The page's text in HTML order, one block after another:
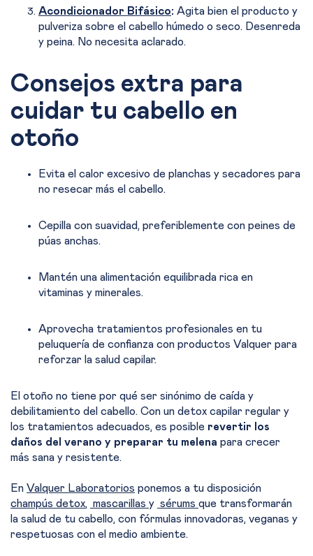
Acondicionador Bifásico: Agita bien el producto y
pulveriza sobre el cabello húmedo o seco. Desenreda
y peina. No necesita aclarado.
Consejos extra para
cuidar tu cabello en
otoño
Evita el calor excesivo de planchas y secadores para
no resecar más el cabello.
Cepilla con suavidad, preferiblemente con peines de
púas anchas.
Mantén una alimentación equilibrada rica en
vitaminas y minerales.
Aprovecha tratamientos profesionales en tu
peluquería de confianza con productos Valquer para
reforzar la salud capilar.
El otoño no tiene por qué ser sinónimo de caída y
debilitamiento del cabello. Con un detox capilar regular y
los tratamientos adecuados, es posible revertir los
daños del verano y preparar tu melena para crecer
más sana y resistente.
En Valquer Laboratorios ponemos a tu disposición
champús detox, mascarillas y sérums que transformarán
la salud de tu cabello, con fórmulas innovadoras, veganas y
respetuosas con el medio ambiente.